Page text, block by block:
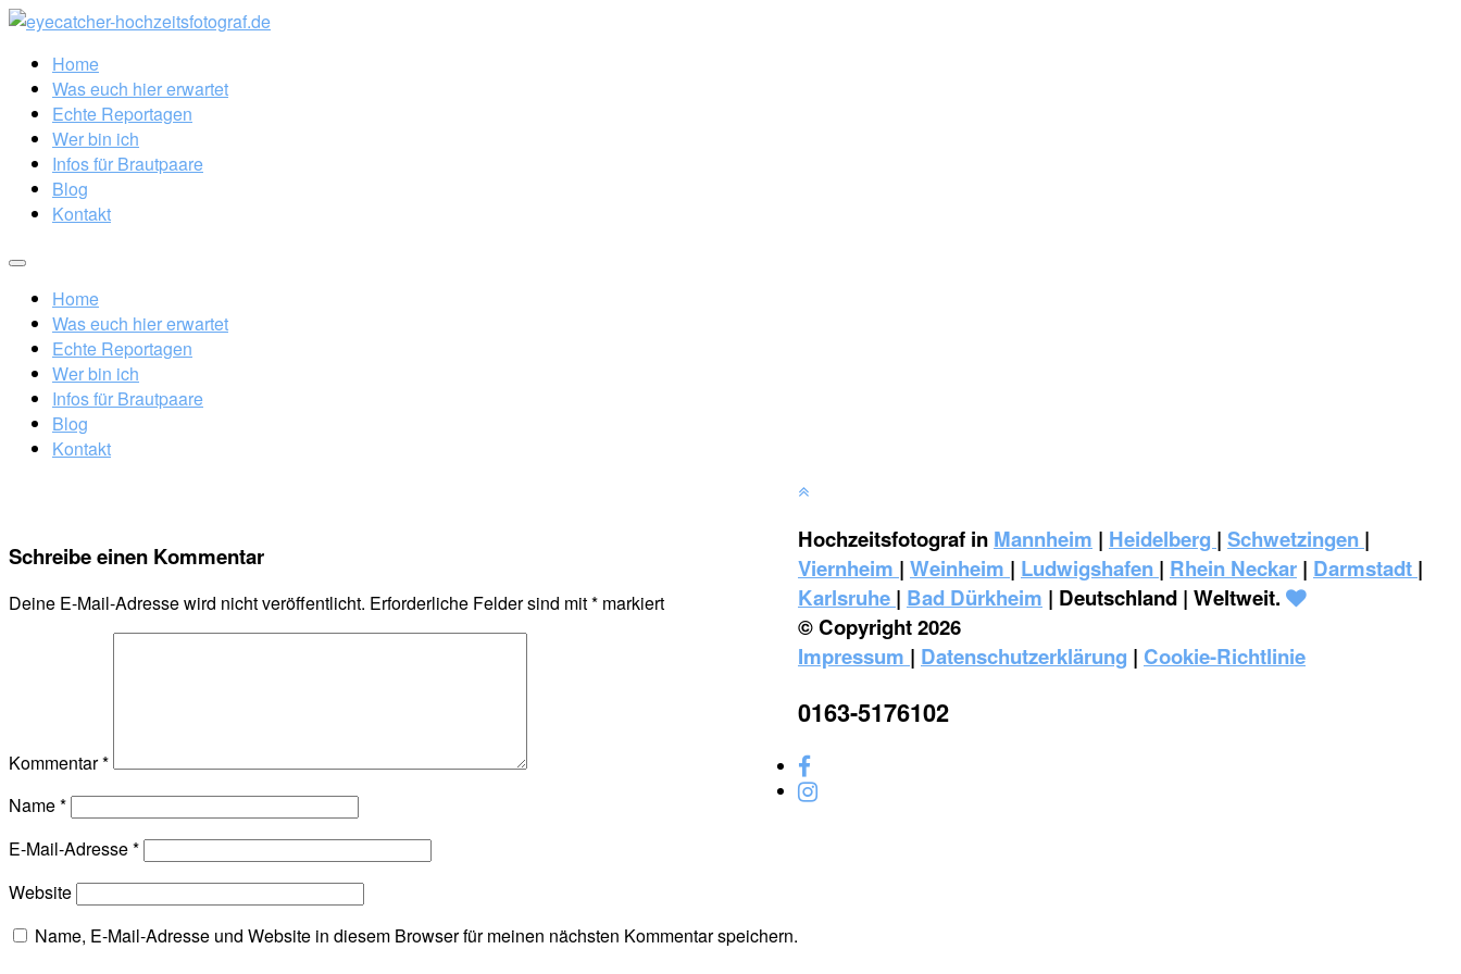
Home
Was euch hier erwartet
Echte Reportagen
Wer bin ich
Infos für Brautpaare
Blog
Kontakt
Home
Was euch hier erwartet
Echte Reportagen
Wer bin ich
Infos für Brautpaare
Blog
Kontakt
Schreibe einen Kommentar
Deine E-Mail-Adresse wird nicht veröffentlicht. Erforderliche Felder sind mit* markiert
Kommentar*
Name*
E-Mail-Adresse*
Website
Name, E-Mail-Adresse und Website in diesem Browser für meinen nächsten Kommentar speichern.
Hochzeitsfotograf in Mannheim | Heidelberg | Schwetzingen |
Viernheim | Weinheim | ‎Ludwigshafen | Rhein Neckar | Darmstadt |
Karlsruhe | Bad Dürkheim | Deutschland | Weltweit.
© Copyright 2026
Impressum | Datenschutzerklärung | Cookie-Richtlinie
0163-5176102